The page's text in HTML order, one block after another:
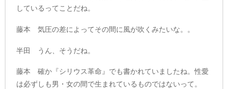
しているってことだね。
藤本 気圧の差によってその間に風が吹くみたいな。。
半田 うん、そうだね。
藤本 確か『シリウス革命』でも書かれていましたね。性愛
は必ずしも男・女の間で生まれているものではないって。